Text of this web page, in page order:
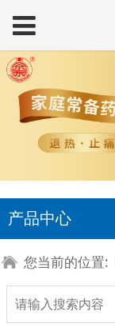
产品中心
您当前的位置: